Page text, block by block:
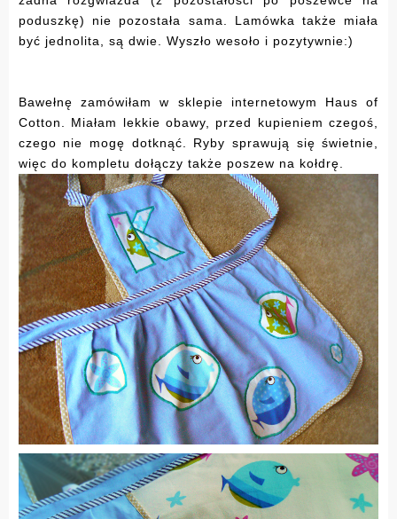
poduszkę) nie pozostała sama. Lamówka także miała
być jednolita, są dwie. Wyszło wesoło i pozytywnie:)
Bawełnę zamówiłam w sklepie internetowym Haus of
Cotton. Miałam lekkie obawy, przed kupieniem czegoś,
czego nie mogę dotknąć. Ryby sprawują się świetnie,
więc do kompletu dołączy także poszew na kołdrę.